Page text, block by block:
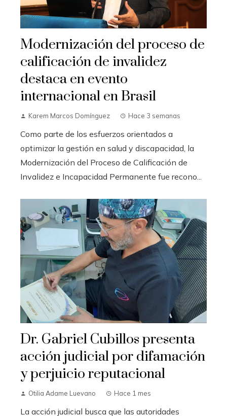
Modernización del proceso de
calificación de invalidez
destaca en evento
internacional en Brasil
Karem Marcos Domínguez Hace 3 semanas
Como parte de los esfuerzos orientados a
optimizar la gestión en salud y discapacidad, la
Modernización del Proceso de Calificación de
Invalidez e Incapacidad Permanente fue recono...
Dr. Gabriel Cubillos presenta
acción judicial por difamación
y perjuicio reputacional
Otilia Adame Luevano Hace 1 mes
La acción judicial busca que las autoridades